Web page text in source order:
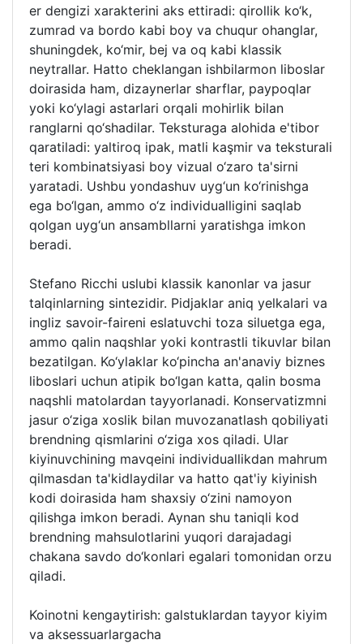
er dengizi xarakterini aks ettiradi: qirollik ko‘k,
zumrad va bordo kabi boy va chuqur ohanglar,
shuningdek, ko‘mir, bej va oq kabi klassik
neytrallar. Hatto cheklangan ishbilarmon liboslar
doirasida ham, dizaynerlar sharflar, paypoqlar
yoki ko‘ylagi astarlari orqali mohirlik bilan
ranglarni qo‘shadilar. Teksturaga alohida e'tibor
qaratiladi: yaltiroq ipak, matli kaşmir va teksturali
teri kombinatsiyasi boy vizual o‘zaro ta'sirni
yaratadi. Ushbu yondashuv uyg‘un ko‘rinishga
ega bo‘lgan, ammo o‘z individualligini saqlab
qolgan uyg‘un ansambllarni yaratishga imkon
beradi.
Stefano Ricchi uslubi klassik kanonlar va jasur
talqinlarning sintezidir. Pidjaklar aniq yelkalari va
ingliz savoir-faireni eslatuvchi toza siluetga ega,
ammo qalin naqshlar yoki kontrastli tikuvlar bilan
bezatilgan. Ko‘ylaklar ko‘pincha an'anaviy biznes
liboslari uchun atipik bo‘lgan katta, qalin bosma
naqshli matolardan tayyorlanadi. Konservatizmni
jasur o‘ziga xoslik bilan muvozanatlash qobiliyati
brendning qismlarini o‘ziga xos qiladi. Ular
kiyinuvchining mavqeini individuallikdan mahrum
qilmasdan ta'kidlaydilar va hatto qat'iy kiyinish
kodi doirasida ham shaxsiy o‘zini namoyon
qilishga imkon beradi. Aynan shu taniqli kod
brendning mahsulotlarini yuqori darajadagi
chakana savdo do‘konlari egalari tomonidan orzu
qiladi.
Koinotni kengaytirish: galstuklardan tayyor kiyim
va aksessuarlargacha